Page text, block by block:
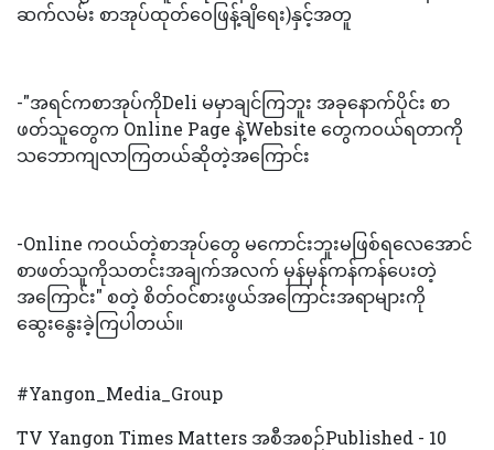
ဆက်လမ်း စာအုပ်ထုတ်ဝေဖြန့်ချိရေး)နှင့်အတူ
-"အရင်ကစာအုပ်ကိုDeli မမှာချင်ကြဘူး အခုနောက်ပိုင်း စာ
ဖတ်သူတွေက Online Page နဲ့Website တွေကဝယ်ရတာကို
သဘောကျလာကြတယ်ဆိုတဲ့အကြောင်း
-Online ကဝယ်တဲ့စာအုပ်တွေ မကောင်းဘူးမဖြစ်ရလေအောင်
စာဖတ်သူကိုသတင်းအချက်အလက် မှန်မှန်ကန်ကန်ပေးတဲ့
အကြောင်း" စတဲ့ စိတ်ဝင်စားဖွယ်အကြောင်းအရာများကို
ဆွေးနွေးခဲ့ကြပါတယ်။
#Yangon_Media_Group
TV Yangon Times Matters အစီအစဉ်Published - 10